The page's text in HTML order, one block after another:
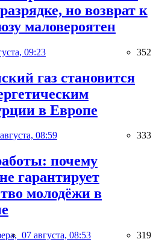
но возврат к
маловероятен
09:23 352
газ становится
в Европе
08:59 333
почему
гарантирует
молодёжи в
07 августа, 08:53 319